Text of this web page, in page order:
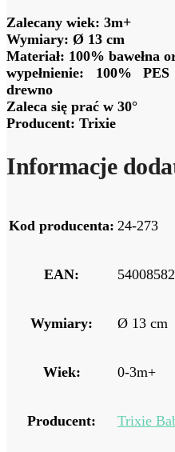
Zalecany wiek: 3m+
Wymiary: Ø 13 cm
Materiał: 100% bawełna
wypełnienie: 100%
drewno
Zaleca się prać w 30°
Producent: Trixie
Informacje
Kod producenta: 24-273
EAN:
Wymiary: Ø 13 cm
Wiek: 0-3m+
Producent: Trixie